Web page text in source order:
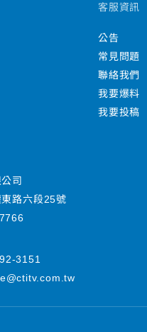
客服資訊
公告
常見問題
聯絡我們
我要爆料
我要投稿
司
路六段25號
3151